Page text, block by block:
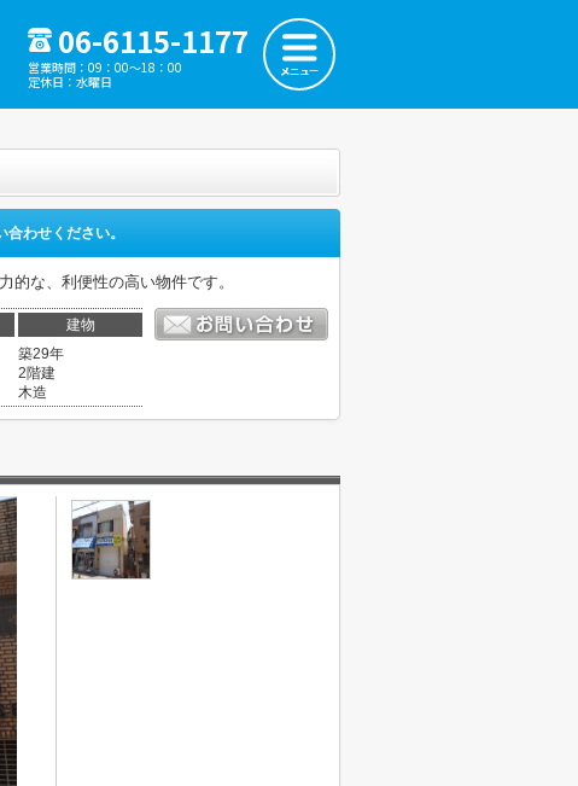
06-6115-1177
営業時間：09：00～18：00
定休日：水曜日
わせください。
的な、利便性の高い物件です。
建物
築29年
2階建
木造